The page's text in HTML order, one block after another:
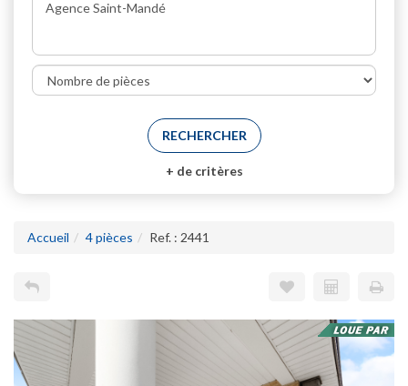
+ de critères
Accueil 4 pièces Ref. : 2441